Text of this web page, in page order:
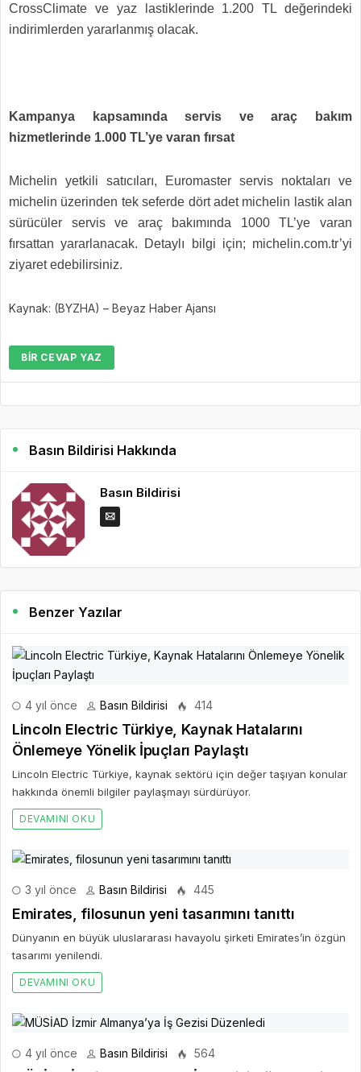
CrossClimate ve yaz lastiklerinde 1.200 TL değerindeki
indirimlerden yararlanmış olacak.
Kampanya kapsamında servis ve araç bakım
hizmetlerinde 1.000 TL’ye varan fırsat
Michelin yetkili satıcıları, Euromaster servis noktaları ve
michelin üzerinden tek seferde dört adet michelin lastik alan
sürücüler servis ve araç bakımında 1000 TL’ye varan
fırsattan yararlanacak. Detaylı bilgi için; michelin.com.tr’yi
ziyaret edebilirsiniz.
Kaynak: (BYZHA) – Beyaz Haber Ajansı
BIR CEVAP YAZ
Basın Bildirisi Hakkında
Basın Bildirisi
Benzer Yazılar
4 yıl önce Basın Bildirisi 414
Lincoln Electric Türkiye, Kaynak Hatalarını
Önlemeye Yönelik İpuçları Paylaştı
Lincoln Electric Türkiye, kaynak sektörü için değer taşıyan konular
hakkında önemli bilgiler paylaşmayı sürdürüyor.
DEVAMINI OKU
3 yıl önce Basın Bildirisi 445
Emirates, filosunun yeni tasarımını tanıttı
Dünyanın en büyük uluslararası havayolu şirketi Emirates’in özgün
tasarımı yenilendi.
DEVAMINI OKU
4 yıl önce Basın Bildirisi 564